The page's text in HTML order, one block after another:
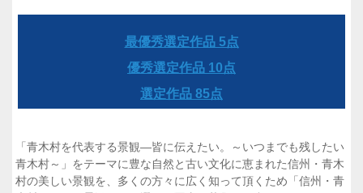
最優秀選定作品 5点
優秀選定作品 10点
選定作品 85点
「青木村を代表する景観―皆に伝えたい。～いつまでも残したい
青木村～」をテーマに豊な自然と古い文化に恵まれた信州・青木
村の美しい景観を、多くの方々に広く知って頂くため「信州・青